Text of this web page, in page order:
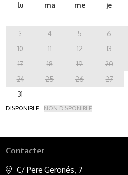
lu ma me je
3
4 5 6
10
11 12 13
17
18 19 20
24
25 26 27
31
DISPONIBLE NON DISPONIBLE
Contacter
C/ Pere Geronés, 7